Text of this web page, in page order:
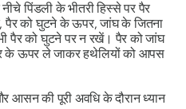
पिंडली के भीतरी हिस्से पर पैर
पैर को घुटने के ऊपर, जांघ के जितना
पैर को घुटने पर न रखें। पैर को जांघ
के ऊपर ले जाकर हथेलियों को आपस
आसन की पूरी अवधि के दौरान ध्यान